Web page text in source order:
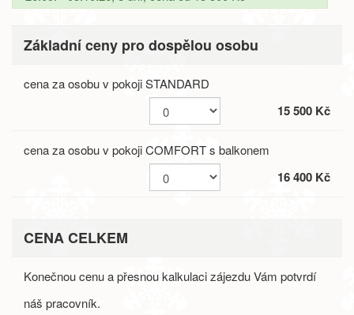
Základní ceny pro dospělou osobu
cena za osobu v pokoji STANDARD
15 500 Kč
cena za osobu v pokoji COMFORT s balkonem
16 400 Kč
CENA CELKEM
Konečnou cenu a přesnou kalkulaci zájezdu Vám potvrdí
náš pracovník.